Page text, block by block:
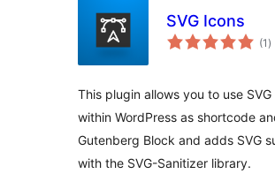
SVG Icons
(1 )
This plugin allows you to use SVG
within WordPress as shortcode
Gutenberg Block and adds SVG
with the SVG-Sanitizer library.